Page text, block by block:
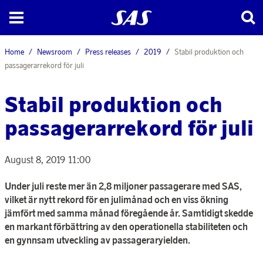
Home Newsroom Press releases 2019
Stabil produktion och
passagerarrekord för juli
Stabil produktion och
passagerarrekord för juli
August 8, 2019 11:00
Under juli reste mer än 2,8 miljoner passagerare med SAS,
vilket är nytt rekord för en julimånad och en viss ökning
jämfört med samma månad föregående år. Samtidigt skedde
en markant förbättring av den operationella stabiliteten och
en gynnsam utveckling av passageraryielden.